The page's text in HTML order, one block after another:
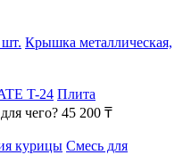
Крышка металлическая,
Плита
для чего? 45 200 ₸
Смесь для